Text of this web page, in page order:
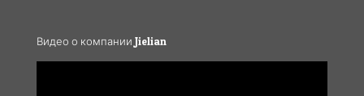
Видео о компании Jielian